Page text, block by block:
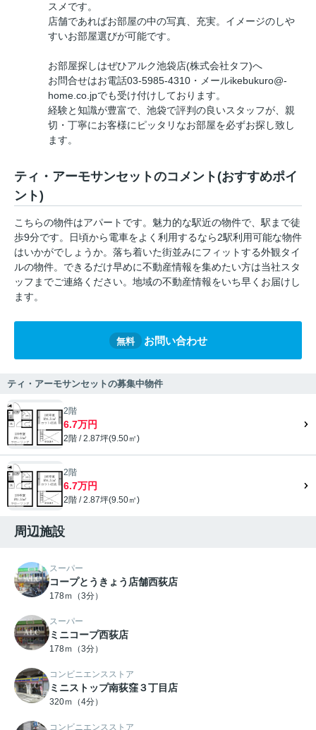
スメです。
店舗であればお部屋の中の写真、充実。イメージのしや
すいお部屋選びが可能です。
お部屋探しはぜひアルク池袋店(株式会社タフ)へ
お問合せはお電話03-5985-4310・メールikebukuro@-
home.co.jpでも受け付けしております。
経験と知識が豊富で、池袋で評判の良いスタッフが、親
切・丁寧にお客様にピッタリなお部屋を必ずお探し致し
ます。
ティ・アーモサンセットのコメント(おすすめポイ
ント)
こちらの物件はアパートです。魅力的な駅近の物件で、駅まで徒
歩9分です。日頃から電車をよく利用するなら2駅利用可能な物件
はいかがでしょうか。落ち着いた街並みにフィットする外観タイ
ルの物件。できるだけ早めに不動産情報を集めたい方は当社スタ
ッフまでご連絡ください。地域の不動産情報をいち早くお届けし
ます。
無料 お問い合わせ
ティ・アーモサンセットの募集中物件
2階
6.7万円
2階 / 2.87坪(9.50㎡)
2階
6.7万円
2階 / 2.87坪(9.50㎡)
周辺施設
スーパー
コープとうきょう店舗西荻店
178ｍ（3分）
スーパー
ミニコープ西荻店
178ｍ（3分）
コンビニエンスストア
ミニストップ南荻窪３丁目店
320ｍ（4分）
コンビニエンスストア